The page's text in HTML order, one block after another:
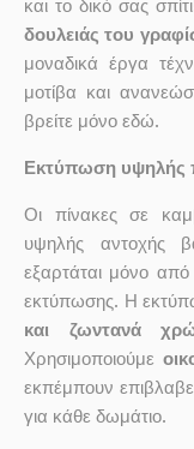
και το δικό σας
δουλειάς του
μοναδικά έργα
μοτίβα και
βρείτε μόνο εδώ.
Εκτύπωση υψηλής
Οι πίνακες σε
υψηλής αντοχής
εξαρτάται μόνο
εκτύπωσης. Η
και ζωντανά
Χρησιμοποιούμε
εκπέμπουν
για κάθε δωμάτιο.